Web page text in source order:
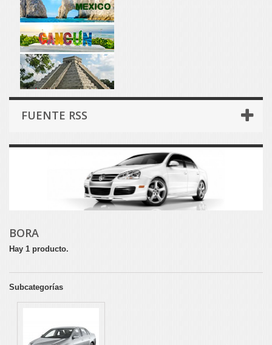
FUENTE RSS
BORA
Hay 1 producto.
Subcategorías